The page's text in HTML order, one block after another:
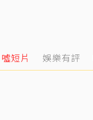
噓短片 娛樂有評